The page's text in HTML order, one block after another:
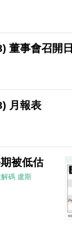
董事會召開
月報表
被低估
碼 盧斯